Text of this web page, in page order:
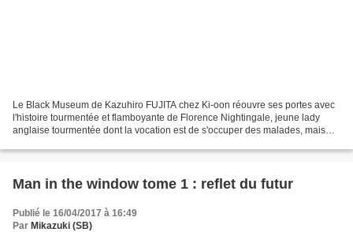
Le Black Museum de Kazuhiro FUJITA chez Ki-oon réouvre ses portes avec
l'histoire tourmentée et flamboyante de Florence Nightingale, jeune lady
anglaise tourmentée dont la vocation est de s'occuper des malades, mais
Man in the window tome 1 : reflet du futur
Publié le 16/04/2017 à 16:49
Par Mikazuki (SB)